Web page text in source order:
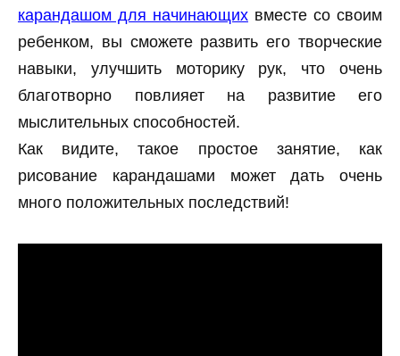
карандашом для начинающих вместе со своим
ребенком, вы сможете развить его творческие
навыки, улучшить моторику рук, что очень
благотворно повлияет на развитие его
мыслительных способностей.
Как видите, такое простое занятие, как
рисование карандашами может дать очень
много положительных последствий!